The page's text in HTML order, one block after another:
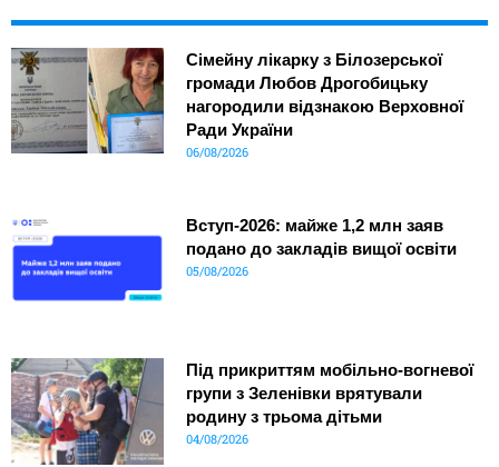
Сімейну лікарку з Білозерської
громади Любов Дрогобицьку
нагородили відзнакою Верховної
Ради України
06/08/2026
Вступ-2026: майже 1,2 млн заяв
подано до закладів вищої освіти
05/08/2026
Під прикриттям мобільно-вогневої
групи з Зеленівки врятували
родину з трьома дітьми
04/08/2026